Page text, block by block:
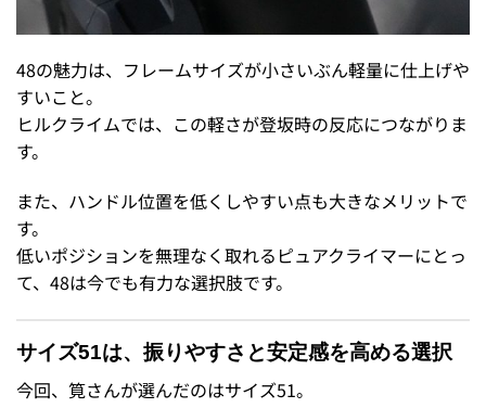
48の魅力は、フレームサイズが小さいぶん軽量に仕上げや
すいこと。
ヒルクライムでは、この軽さが登坂時の反応につながりま
す。
また、ハンドル位置を低くしやすい点も大きなメリットで
す。
低いポジションを無理なく取れるピュアクライマーにとっ
て、48は今でも有力な選択肢です。
サイズ51は、振りやすさと安定感を高める選択
今回、筧さんが選んだのはサイズ51。